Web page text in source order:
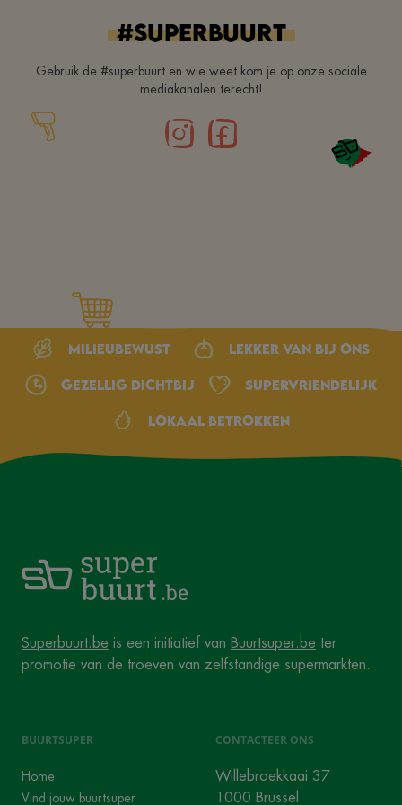
#superbuurt
Gebruik de #superbuurt en wie weet kom je op onze sociale
mediakanalen terecht!
Milieubewust Lekker van bij ons
Gezellig dichtbij Supervriendelijk
Lokaal betrokken
Superbuurt.be is een initiatief van Buurtsuper.be ter
promotie van de troeven van zelfstandige supermarkten.
BUURTSUPER
Home
Vind jouw buurtsuper
CONTACTEER ONS
Willebroekkaai 37
1000 Brussel